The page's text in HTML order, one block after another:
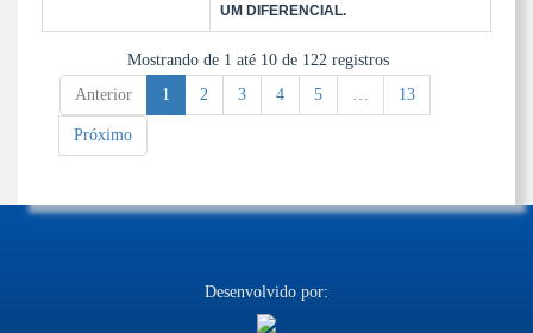
UM DIFERENCIAL.
Mostrando de 1 até 10 de 122 registros
Anterior
1 2 3 4 5 … 13
Próximo
Desenvolvido por: